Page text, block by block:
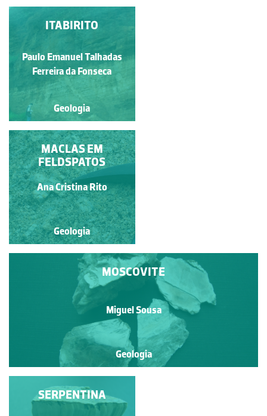
EXPLORAÇÃO DE
GESSO
Luís Duarte
Geologia
ITABIRITO
Paulo Emanuel Talhadas
Ferreira da Fonseca
Geologia
MOSCOVITE COM
QUARTZO
Miguel Sousa
Geologia
MOSCOVITE
Miguel Sousa
Geologia
MACLAS EM
FELDSPATOS
Ana Cristina Rito
Geologia
LEPIDOLITE
SERPENTINA